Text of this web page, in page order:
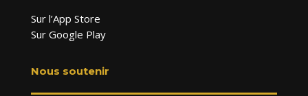
Sur l’App Store
Sur Google Play
Nous soutenir